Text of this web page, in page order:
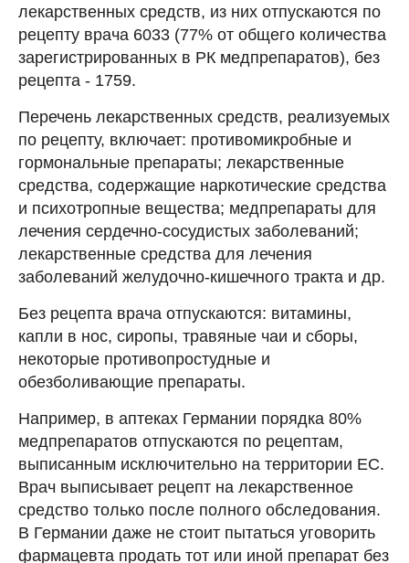
лекарственных средств, из них отпускаются по
рецепту врача 6033 (77% от общего количества
зарегистрированных в РК медпрепаратов), без
рецепта - 1759.
Перечень лекарственных средств, реализуемых
по рецепту, включает: противомикробные и
гормональные препараты; лекарственные
средства, содержащие наркотические средства
и психотропные вещества; медпрепараты для
лечения сердечно-сосудистых заболеваний;
лекарственные средства для лечения
заболеваний желудочно-кишечного тракта и др.
Без рецепта врача отпускаются: витамины,
капли в нос, сиропы, травяные чаи и сборы,
некоторые противопростудные и
обезболивающие препараты.
Например, в аптеках Германии порядка 80%
медпрепаратов отпускаются по рецептам,
выписанным исключительно на территории ЕС.
Врач выписывает рецепт на лекарственное
средство только после полного обследования.
В Германии даже не стоит пытаться уговорить
фармацевта продать тот или иной препарат без